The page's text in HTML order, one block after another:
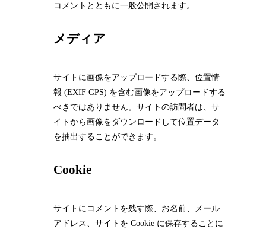
コメントとともに一般公開されます。
メディア
サイトに画像をアップロードする際、位置情
報 (EXIF GPS) を含む画像をアップロードする
べきではありません。サイトの訪問者は、サ
イトから画像をダウンロードして位置データ
を抽出することができます。
Cookie
サイトにコメントを残す際、お名前、メール
アドレス、サイトを Cookie に保存することに